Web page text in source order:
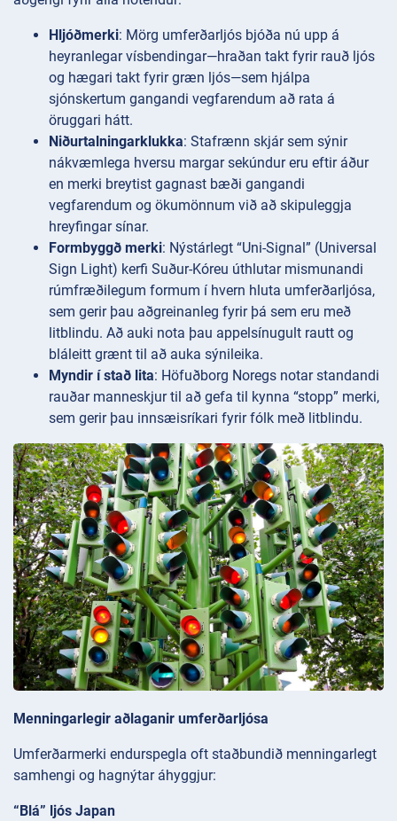
Hljóðmerki: Mörg umferðarljós bjóða nú upp á
heyranlegar vísbendingar—hraðan takt fyrir rauð ljós
og hægari takt fyrir græn ljós—sem hjálpa
sjónskertum gangandi vegfarendum að rata á
öruggari hátt.
Niðurtalningarklukka: Stafrænn skjár sem sýnir
nákvæmlega hversu margar sekúndur eru eftir áður
en merki breytist gagnast bæði gangandi
vegfarendum og ökumönnum við að skipuleggja
hreyfingar sínar.
Formbyggð merki: Nýstárlegt “Uni-Signal” (Universal
Sign Light) kerfi Suður-Kóreu úthlutar mismunandi
rúmfræðilegum formum í hvern hluta umferðarljósa,
sem gerir þau aðgreinanleg fyrir þá sem eru með
litblindu. Að auki nota þau appelsínugult rautt og
bláleitt grænt til að auka sýnileika.
Myndir í stað lita: Höfuðborg Noregs notar standandi
rauðar manneskjur til að gefa til kynna “stopp” merki,
sem gerir þau innsæisríkari fyrir fólk með litblindu.
Menningarlegir aðlaganir umferðarljósa
Umferðarmerki endurspegla oft staðbundið menningarlegt
samhengi og hagnýtar áhyggjur:
“Blá” ljós Japan